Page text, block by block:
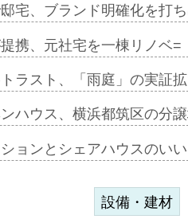
宅、ブランド明確化を打
携、元社宅を一棟リノベ=
ラスト、「雨庭」の実証
ハウス、横浜都筑区の分
ョンとシェアハウスのい
設備・建材